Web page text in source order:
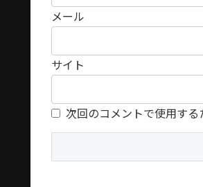
メール
サイト
次回のコメントで使用する